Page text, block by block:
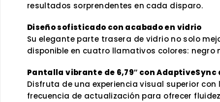
resultados sorprendentes en cada disparo.
Diseño sofisticado con acabado en vidrio
Su elegante parte trasera de vidrio no solo
disponible en cuatro llamativos colores: negro
Pantalla vibrante de 6,79″ con AdaptiveSync
Disfruta de una experiencia visual superior
frecuencia de actualización para ofrecer